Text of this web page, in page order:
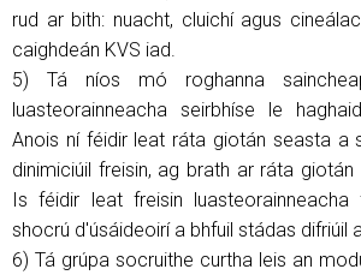
rud ar bith: nuacht, cluichí agus
caighdeán KVS iad.
5) Tá níos mó roghanna
luasteorainneacha seirbhíse le
Anois ní féidir leat ráta giotán seasta a
dinimiciúil freisin, ag brath ar ráta
Is féidir leat freisin
shocrú d'úsáideoirí a bhfuil stádas difriúil
6) Tá grúpa socruithe curtha leis an